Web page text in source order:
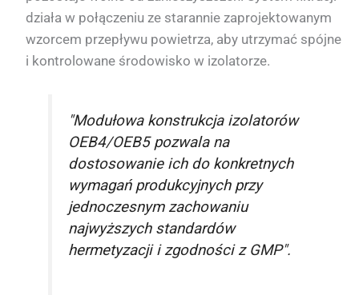
działa w połączeniu ze starannie zaprojektowanym
wzorcem przepływu powietrza, aby utrzymać spójne
i kontrolowane środowisko w izolatorze.
"Modułowa konstrukcja izolatorów
OEB4/OEB5 pozwala na
dostosowanie ich do konkretnych
wymagań produkcyjnych przy
jednoczesnym zachowaniu
najwyższych standardów
hermetyzacji i zgodności z GMP".